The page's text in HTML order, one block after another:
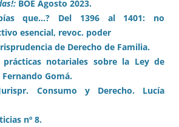
BOE Agosto 2023.
que…? Del 1396 al 1401: no
esencial, revoc. poder
de Derecho de Familia.
prácticas notariales sobre la Ley de
Gomá.
Consumo y Derecho. Lucía
nº 8.